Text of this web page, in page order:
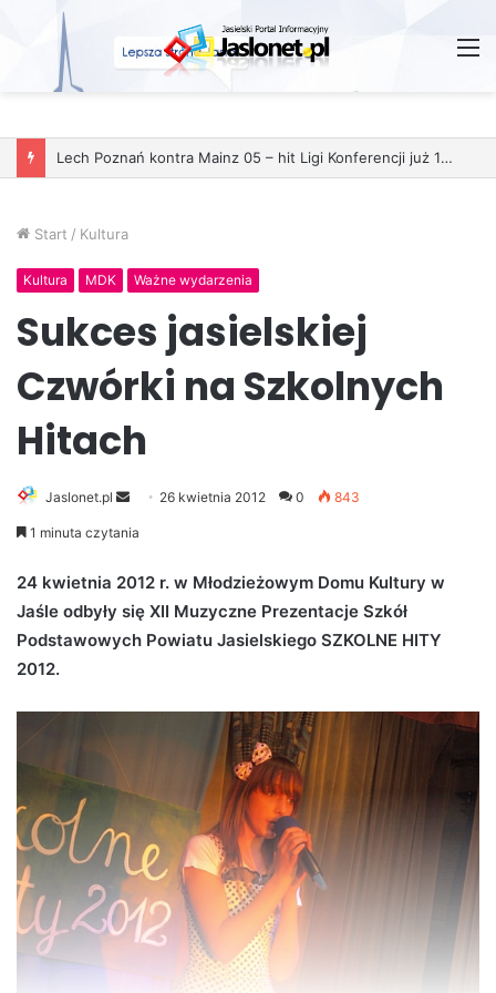
Start / Kultura
Kultura MDK Ważne wydarzenia
Sukces jasielskiej
Czwórki na Szkolnych
Hitach
Jaslonet.pl
e
d
a
n
a
26 kwietnia 2012 0 843
1 minuta czytania
24 kwietnia 2012 r. w Młodzieżowym Domu Kultury w
Jaśle odbyły się XII Muzyczne Prezentacje Szkół
Podstawowych Powiatu Jasielskiego SZKOLNE HITY
2012.